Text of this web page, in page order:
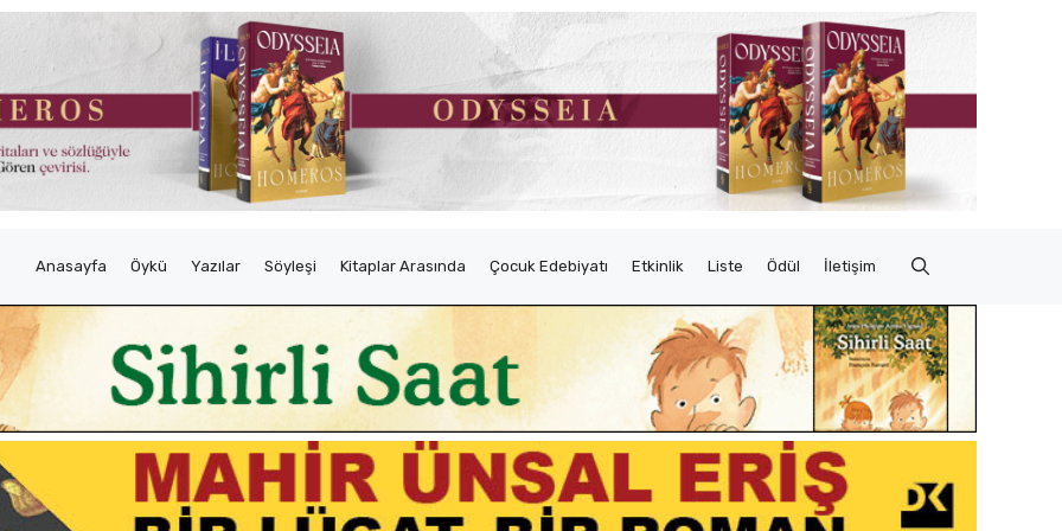
Anasayfa Öykü Yazılar Söyleşi Kitaplar Arasında Çocuk Edebiyatı Etkinlik Liste Ödül İletişim